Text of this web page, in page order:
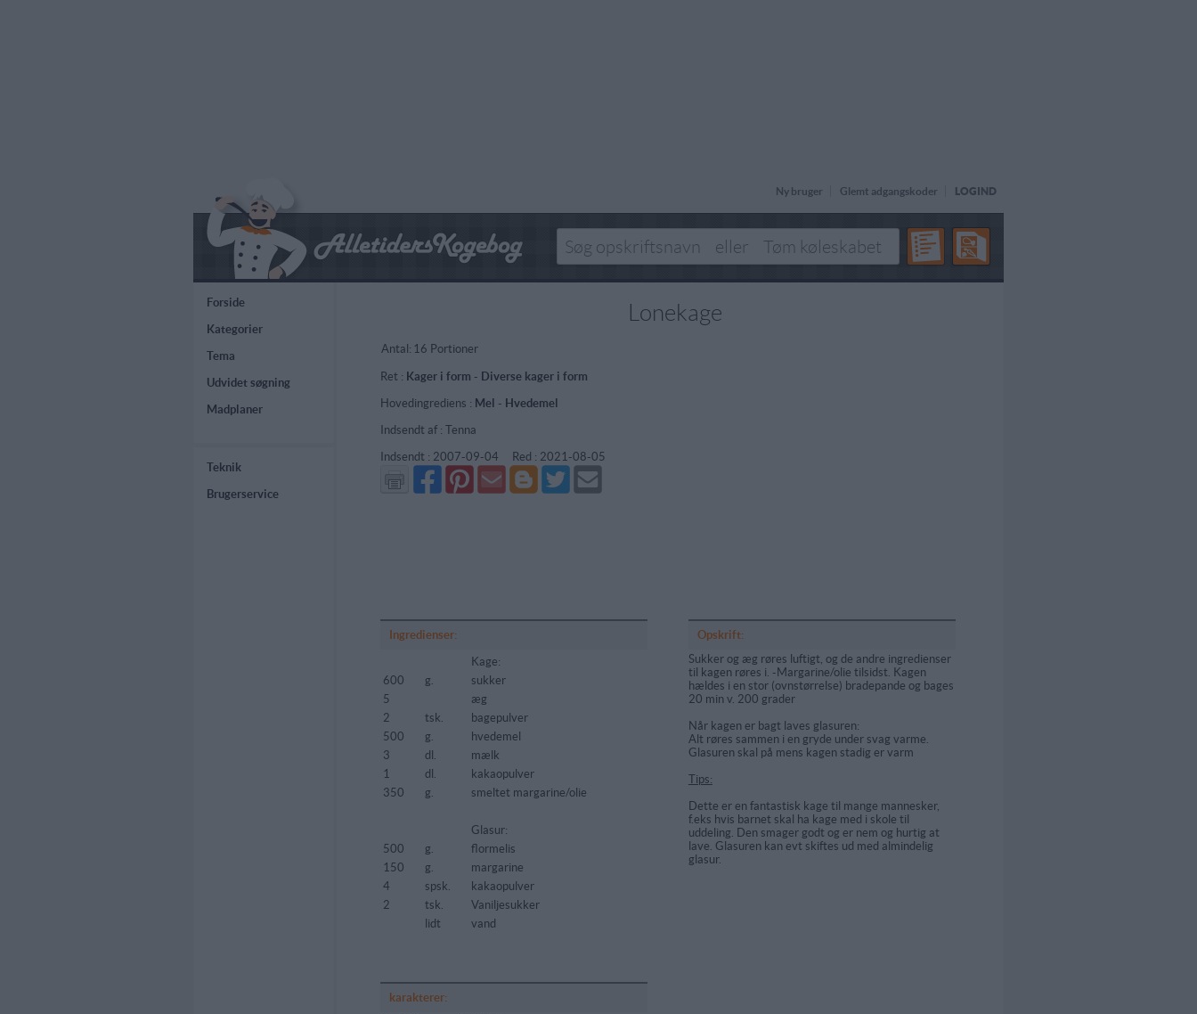
Ny bruger Glemt adgangskoder LOGIND
Forside
Kategorier
Tema
Udvidet søgning
Madplaner
Teknik
Brugerservice
Lonekage
Antal: 16 Portioner
Ret : Kager i form - Diverse kager i form
Hovedingrediens : Mel - Hvedemel
Indsendt af : Tenna
Indsendt : 2007-09-04 Red : 2021-08-05
Del
på
Facebook
Del
på
Pinterest
Send
via
GMail
Del
på
Blogger
Del
på
Twitter
Send
mail
Ingredienser:
Kage:
600
g.
sukker
5
æg
2
tsk.
bagepulver
500
g.
hvedemel
3
dl.
mælk
1
dl.
kakaopulver
350
g. smeltet margarine/olie
Glasur:
500
g.
flormelis
150
g.
margarine
4
spsk.
kakaopulver
2
tsk.
Vaniljesukker
lidt
vand
Opskrift:
Sukker og æg røres luftigt, og de andre ingredienser
til kagen røres i. -Margarine/olie tilsidst. Kagen
hældes i en stor (ovnstørrelse) bradepande og bages
20 min v. 200 grader
Når kagen er bagt laves glasuren:
Alt røres sammen i en gryde under svag varme.
Glasuren skal på mens kagen stadig er varm
Tips:
Dette er en fantastisk kage til mange mannesker,
f.eks hvis barnet skal ha kage med i skole til
uddeling. Den smager godt og er nem og hurtig at
lave. Glasuren kan evt skiftes ud med almindelig
glasur.
karakterer: